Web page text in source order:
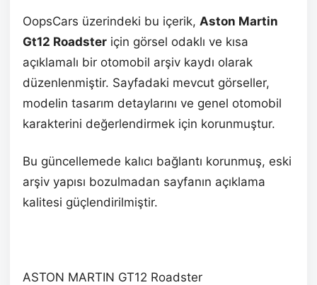
OopsCars üzerindeki bu içerik, Aston Martin
Gt12 Roadster için görsel odaklı ve kısa
açıklamalı bir otomobil arşiv kaydı olarak
düzenlenmiştir. Sayfadaki mevcut görseller,
modelin tasarım detaylarını ve genel otomobil
karakterini değerlendirmek için korunmuştur.
Bu güncellemede kalıcı bağlantı korunmuş, eski
arşiv yapısı bozulmadan sayfanın açıklama
kalitesi güçlendirilmiştir.
ASTON MARTIN GT12 Roadster